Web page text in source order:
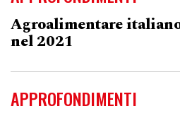
Agroalimentare
nel 2021
APPROFONDIMENTI